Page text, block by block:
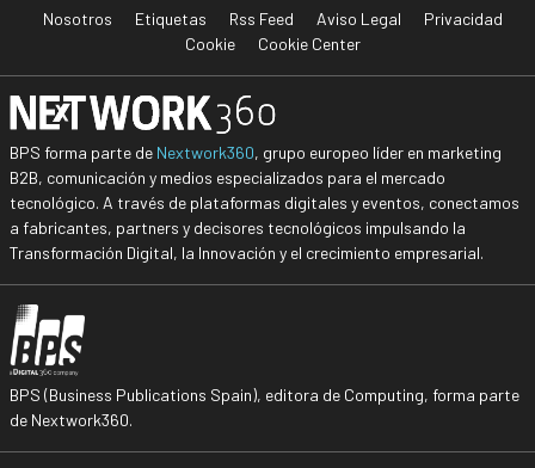
Nosotros Etiquetas Rss Feed Aviso Legal
Privacidad
Cookie
Cookie Center
BPS forma parte de Nextwork360, grupo europeo líder en marketing
B2B, comunicación y medios especializados para el mercado
tecnológico. A través de plataformas digitales y eventos, conectamos
a fabricantes, partners y decisores tecnológicos impulsando la
Transformación Digital, la Innovación y el crecimiento empresarial.
BPS (Business Publications Spain), editora de Computing, forma parte
de Nextwork360.